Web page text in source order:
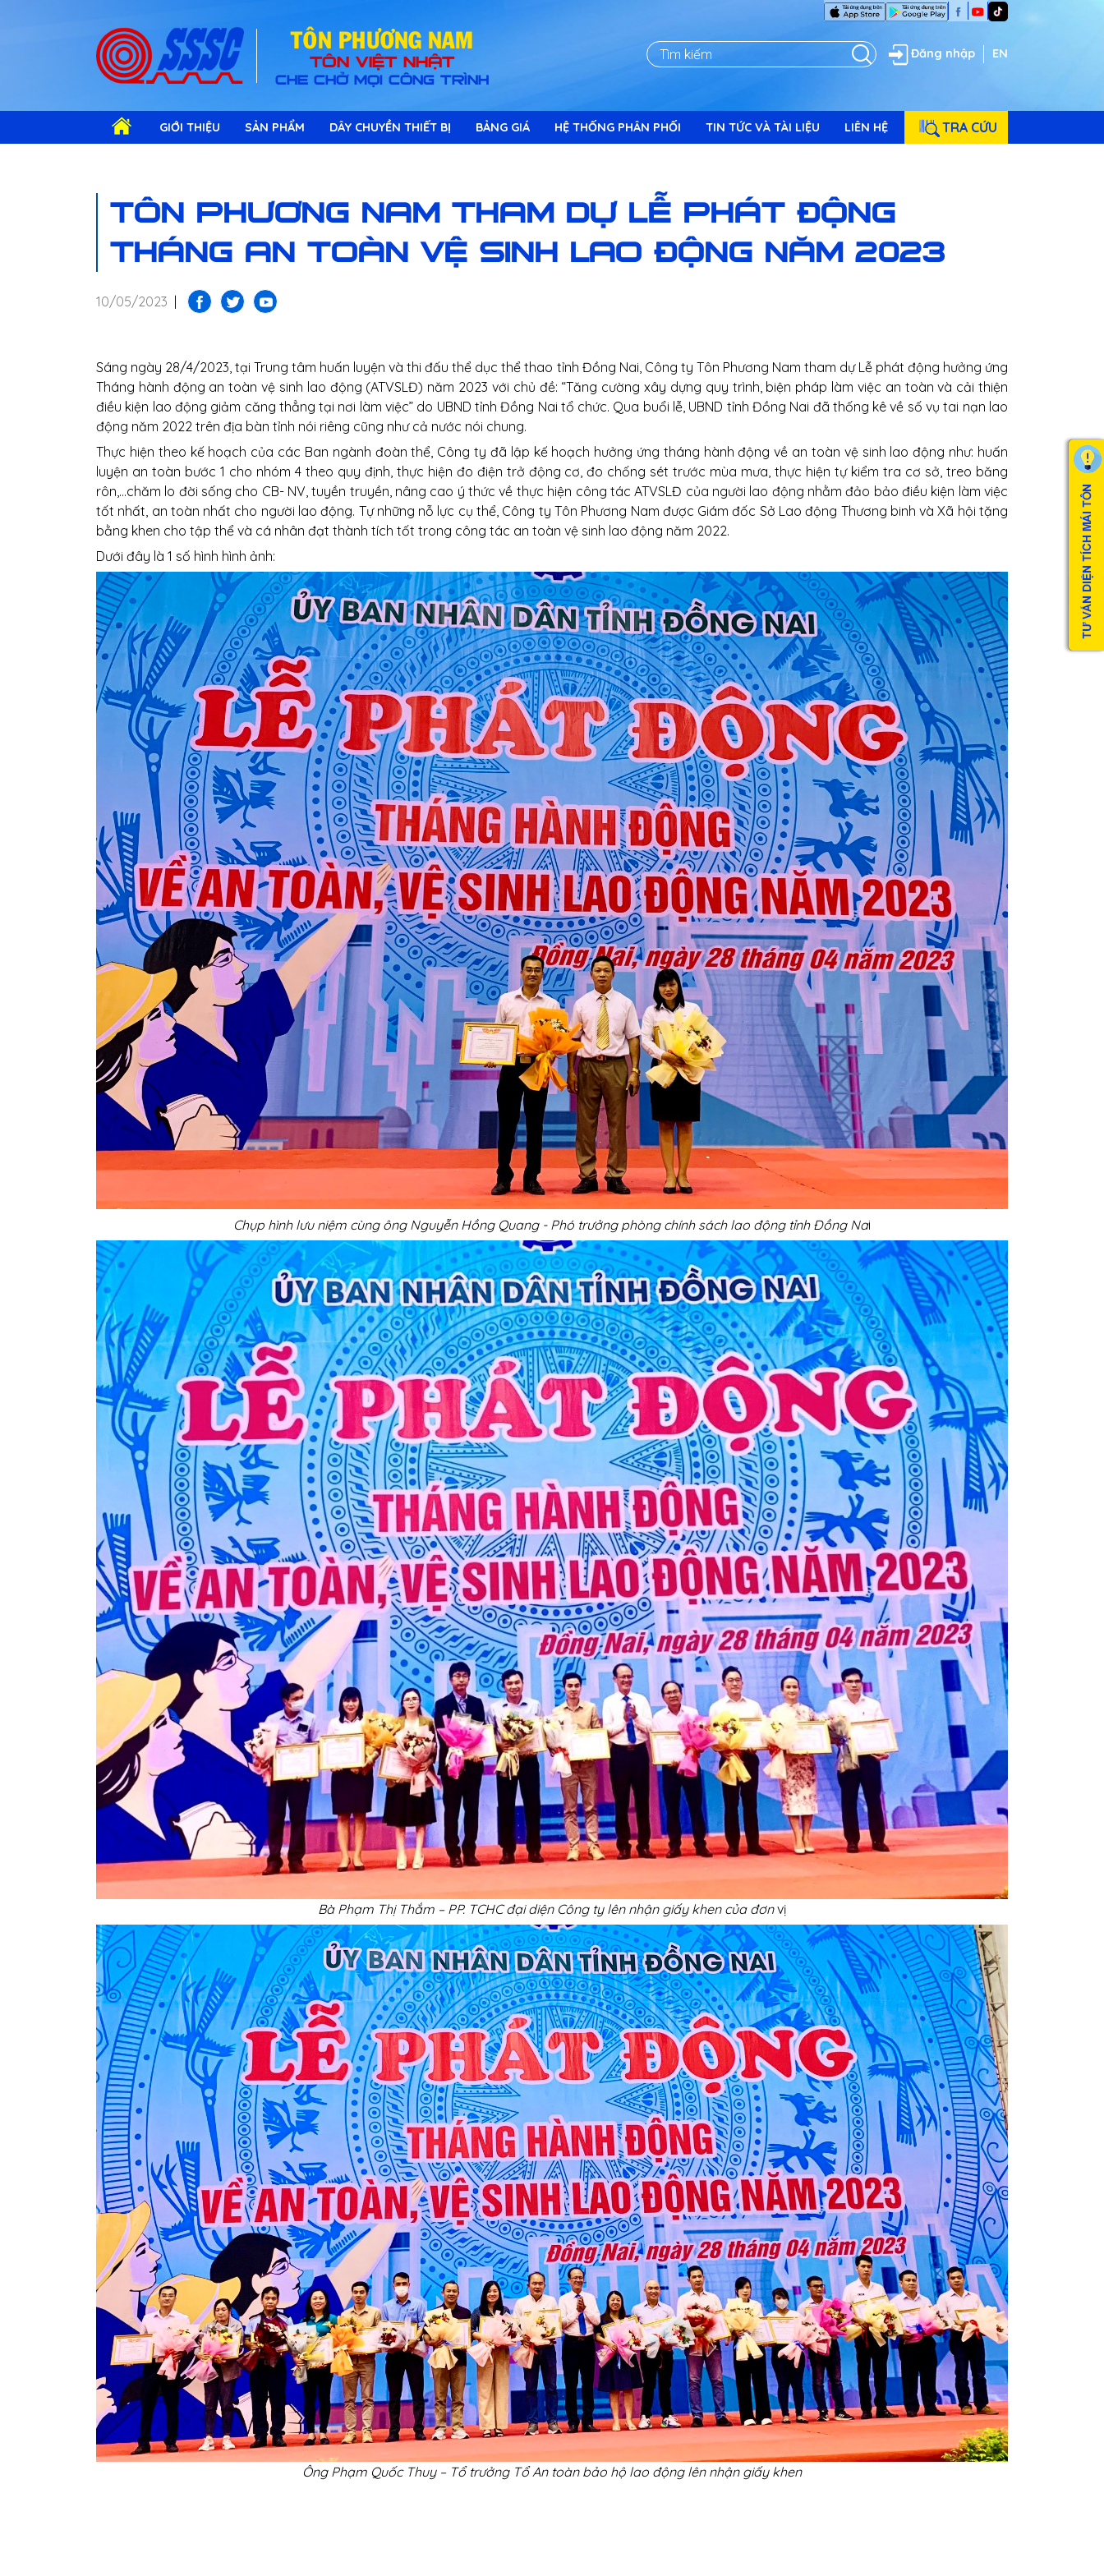
TOÂN PHÖÔNG NAM
TÔN VIỆT NHẬT
CHE CHỞ MỌI CÔNG TRÌNH
Đăng nhập EN
GIỚI THIỆU SẢN PHẨM DÂY CHUYỀN THIẾT BỊ BẢNG GIÁ HỆ THỐNG PHÂN PHỐI TIN TỨC VÀ TÀI LIỆU LIÊN HỆ TRA CỨU
TÔN PHƯƠNG NAM THAM DỰ LỄ PHÁT ĐỘNG
THÁNG AN TOÀN VỆ SINH LAO ĐỘNG NĂM 2023
10/05/2023
Sáng ngày 28/4/2023, tại Trung tâm huấn luyện và thi đấu thể dục thể thao tỉnh Đồng Nai, Công ty Tôn Phương Nam tham dự Lễ phát động hưởng ứng
Tháng hành động an toàn vệ sinh lao động (ATVSLĐ) năm 2023 với chủ đề: “Tăng cường xây dựng quy trình, biện pháp làm việc an toàn và cải thiện
điều kiện lao động giảm căng thẳng tại nơi làm việc” do UBND tỉnh Đồng Nai tổ chức. Qua buổi lễ, UBND tỉnh Đồng Nai đã thống kê về số vụ tai nạn lao
động năm 2022 trên địa bàn tỉnh nói riêng cũng như cả nước nói chung.
Thực hiện theo kế hoạch của các Ban ngành đoàn thể, Công ty đã lập kế hoạch hưởng ứng tháng hành động về an toàn vệ sinh lao động như: huấn
luyện an toàn bước 1 cho nhóm 4 theo quy định, thực hiện đo điện trở động cơ, đo chống sét trước mùa mưa, thực hiện tự kiểm tra cơ sở, treo băng
rôn,…chăm lo đời sống cho CB- NV, tuyền truyền, nâng cao ý thức về thực hiện công tác ATVSLĐ của người lao động nhằm đảo bảo điều kiện làm việc
tốt nhất, an toàn nhất cho người lao động. Tự những nỗ lực cụ thể, Công ty Tôn Phương Nam được Giám đốc Sở Lao động Thương binh và Xã hội tặng
bằng khen cho tập thể và cá nhân đạt thành tích tốt trong công tác an toàn vệ sinh lao động năm 2022.
Dưới đây là 1 số hình hình ảnh:
Chụp hình lưu niệm cùng ông Nguyễn Hồng Quang - Phó trưởng phòng chính sách lao động tỉnh Đồng Nai
Bà Phạm Thị Thắm – PP. TCHC đại diện Công ty lên nhận giấy khen của đơnvị
Ông Phạm Quốc Thuy – Tổ trưởng Tổ An toàn bảo hộ lao động lên nhận giấy khen